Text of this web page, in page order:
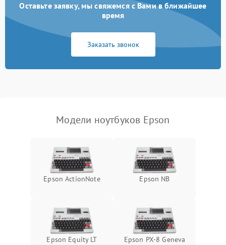
Неисправность зарядного
питания
2000 ₽ Подробнее →
неисправности кулера
пропадание диска
оперативной памяти:
вылеты приложений,
синие экраны
Подробнее →
Оставьте заявку, мы свяжемся с Вами в ближайшее
время
Заказать звонок
Модели ноутбуков Epson
Epson ActionNote Epson NB
Epson Equity LT Epson PX-8 Geneva